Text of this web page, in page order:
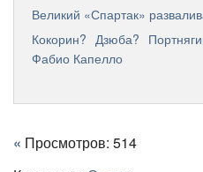
Великий «Спартак»
Кокорин? Дзюба?
Фабио Капелло
« Просмотров: 514